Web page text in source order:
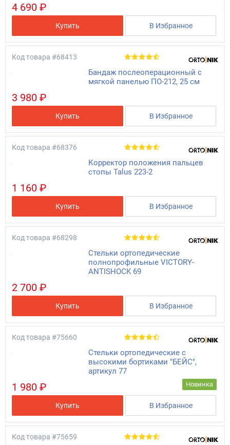
4 690 ₽
Купить В Избранное
Код товара #68413
Бандаж послеоперационный с
мягкой панелью ПО-212, 25 см
3 980 ₽
Купить В Избранное
Код товара #68376
Корректор положения пальцев
стопы Talus 223-2
1 160 ₽
Купить В Избранное
Код товара #68298
Стельки ортопедические
полнопрофильные VICTORY-
ANTISHOCK 69
2 700 ₽
Купить В Избранное
Код товара #75660
Стельки ортопедические с
высокими бортиками "БЕЙС",
артикул 77
Новинка
1 980 ₽
Купить В Избранное
Код товара #75659